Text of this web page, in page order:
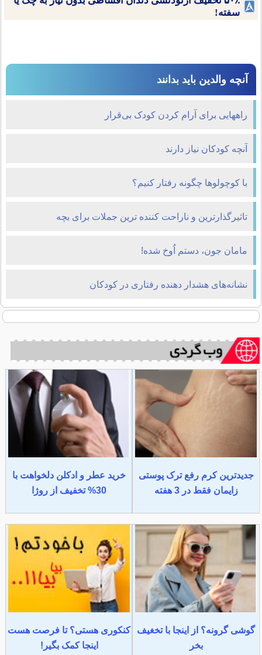
سفته!
آنچه والدین باید بدانند
راههایی برای آرام کردن کودک بی‌قرار
آنچه كودكان نياز دارند
با کوچولوها چگونه رفتار کنیم؟
تاثیرگذارترین و ناراحت کننده ترین جملات برای بچه
مامان جون، دستم اُوخ شده!
نشانه‌های هشدار دهنده رفتاری در کودکان
جدیدترین کرم رفع ترک پوستی
زایمان فقط در 3 هفته
خرید عطر و ادکلن دلخواهت با
30% تخفیف از روژا
گوشی گرونه؟ از اینجا با تخغیف
بخر
کنکوری هستی؟ تا فرصت هست
اینجا کمک بگیر!